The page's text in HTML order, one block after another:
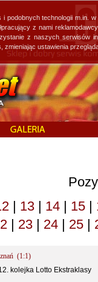
| 13 | 14 | 15 |
| 23 | 24 | 25 |
(1:1)
kolejka Lotto Ekstraklasy
podobnych technologii
z nami
z naszych
zmieniając ustawienia